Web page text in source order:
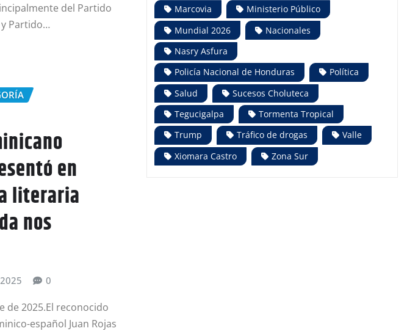
del Partido
Partido…
en
literaria
nos
0
de 2025.El reconocido
español Juan Rojas
Marcovia
Ministerio Público
Mundial 2026
Nacionales
Nasry Asfura
Policía Nacional de Honduras
Política
Salud
Sucesos Choluteca
Tegucigalpa
Tormenta Tropical
Trump
Tráfico de drogas
Valle
Xiomara Castro
Zona Sur